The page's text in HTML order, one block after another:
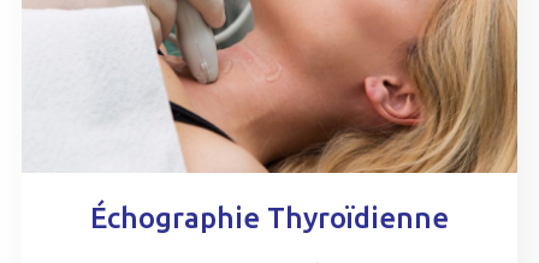
Échographie Thyroïdienne